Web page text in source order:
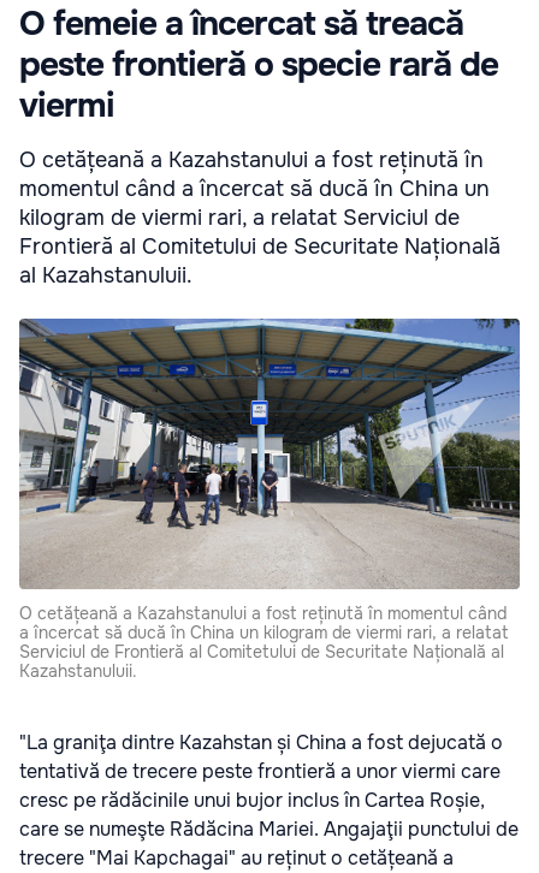
O femeie a încercat să treacă
peste frontieră o specie rară de
viermi
O cetățeană a Kazahstanului a fost reținută în
momentul când a încercat să ducă în China un
kilogram de viermi rari, a relatat Serviciul de
Frontieră al Comitetului de Securitate Națională
al Kazahstanuluii.
O cetățeană a Kazahstanului a fost reținută în momentul când
a încercat să ducă în China un kilogram de viermi rari, a relatat
Serviciul de Frontieră al Comitetului de Securitate Națională al
Kazahstanuluii.
"La graniţa dintre Kazahstan și China a fost dejucată o
tentativă de trecere peste frontieră a unor viermi care
cresc pe rădăcinile unui bujor inclus în Cartea Roșie,
care se numeşte Rădăcina Mariei. Angajaţii punctului de
trecere "Mai Kapchagai" au reținut o cetățeană a